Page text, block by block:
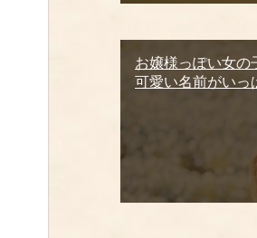
お嬢様っぽい女の
可愛い名前がいっ